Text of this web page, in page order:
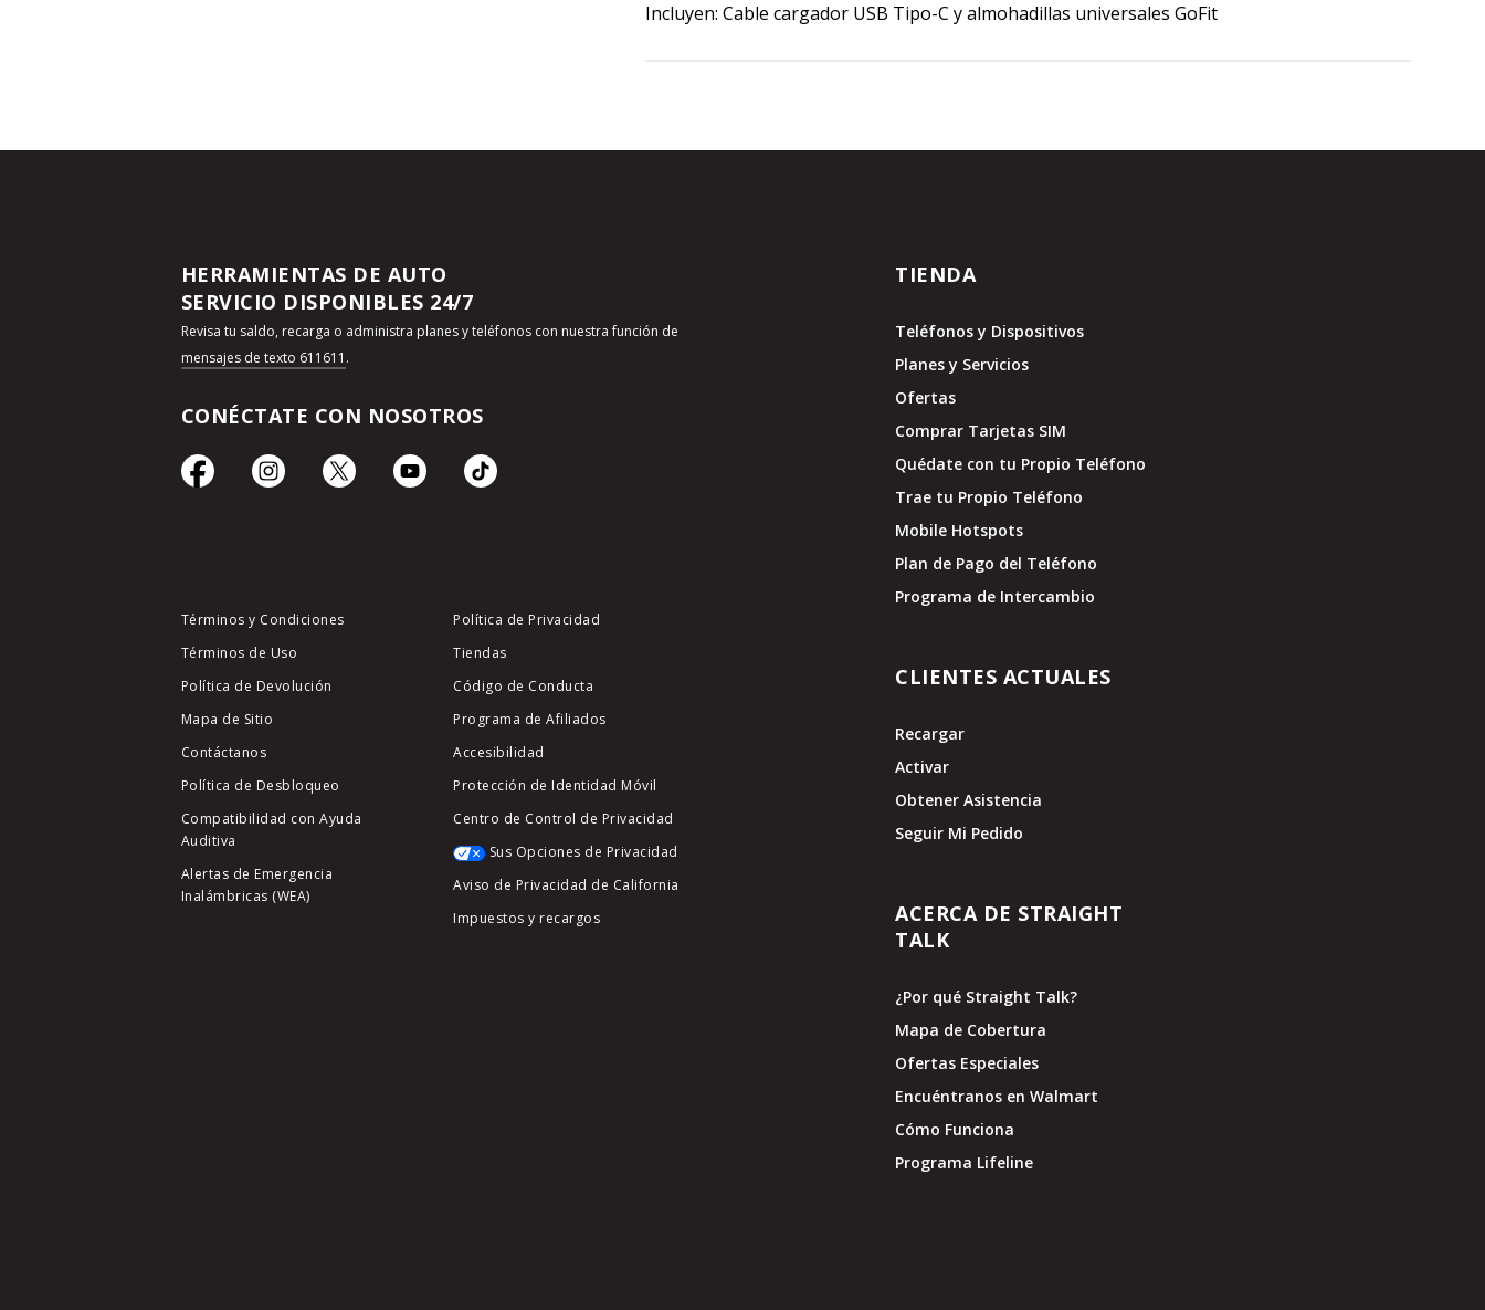
Incluyen: Cable cargador USB Tipo-C y almohadillas universales GoFit
HERRAMIENTAS DE AUTO
SERVICIO DISPONIBLES 24/7
Revisa tu saldo, recarga o administra planes y teléfonos con nuestra función de
mensajes de texto 611611 .
CONÉCTATE CON NOSOTROS
Términos y Condiciones
Términos de Uso
Política de Devolución
Mapa de Sitio
Contáctanos
Política de Desbloqueo
Compatibilidad con Ayuda
Auditiva
Alertas de Emergencia
Inalámbricas (WEA)
Política de Privacidad
Tiendas
Código de Conducta
Programa de Afiliados
Accesibilidad
Protección de Identidad Móvil
Centro de Control de Privacidad
Sus Opciones de Privacidad
Aviso de Privacidad de California
Impuestos y recargos
TIENDA
Teléfonos y Dispositivos
Planes y Servicios
Ofertas
Comprar Tarjetas SIM
Quédate con tu Propio Teléfono
Trae tu Propio Teléfono
Mobile Hotspots
Plan de Pago del Teléfono
Programa de Intercambio
CLIENTES ACTUALES
Recargar
Activar
Obtener Asistencia
Seguir Mi Pedido
ACERCA DE STRAIGHT
TALK
¿Por qué Straight Talk?
Mapa de Cobertura
Ofertas Especiales
Encuéntranos en Walmart
Cómo Funciona
Programa Lifeline